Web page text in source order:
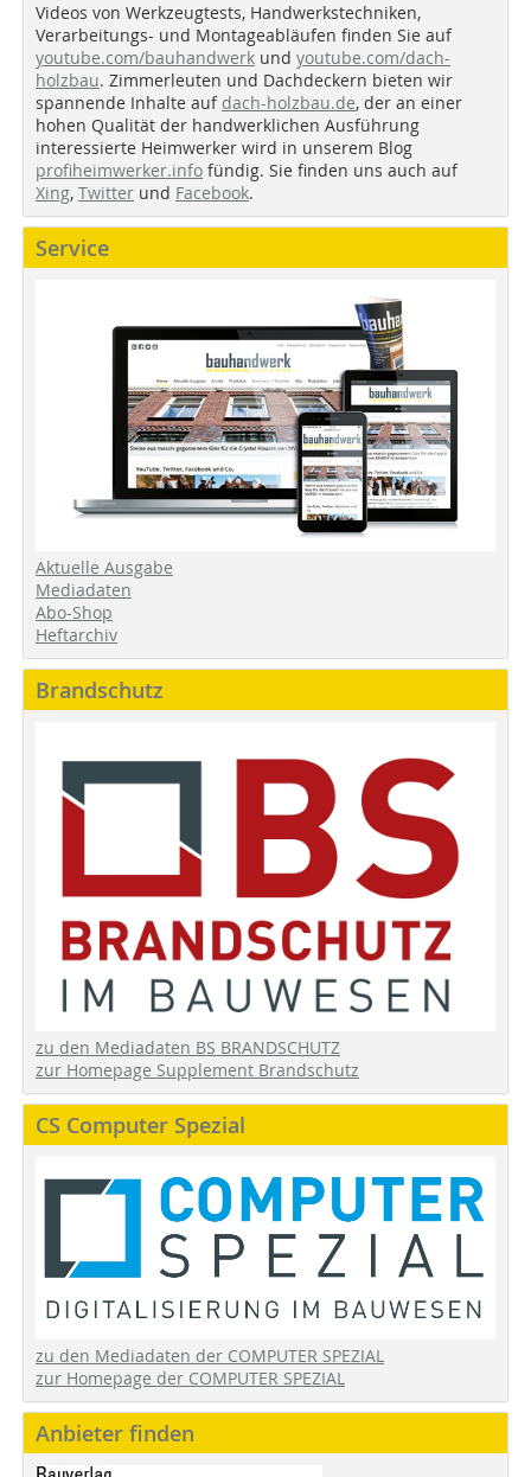
Videos von Werkzeugtests, Handwerkstechniken,
Verarbeitungs- und Montageabläufen finden Sie auf
youtube.com/bauhandwerk und youtube.com/dach-
holzbau. Zimmerleuten und Dachdeckern bieten wir
spannende Inhalte auf dach-holzbau.de, der an einer
hohen Qualität der handwerklichen Ausführung
interessierte Heimwerker wird in unserem Blog
profiheimwerker.info fündig. Sie finden uns auch auf
Xing, Twitter und Facebook.
Service
Aktuelle Ausgabe
Mediadaten
Abo-Shop
Heftarchiv
Brandschutz
zu den Mediadaten BS BRANDSCHUTZ
zur Homepage Supplement Brandschutz
CS Computer Spezial
zu den Mediadaten der COMPUTER SPEZIAL
zur Homepage der COMPUTER SPEZIAL
Anbieter finden